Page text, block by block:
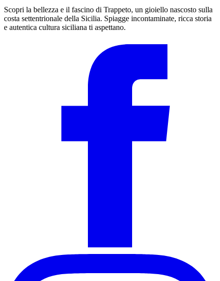
Scopri la bellezza e il fascino di Trappeto, un gioiello nascosto sulla
costa settentrionale della Sicilia. Spiagge incontaminate, ricca storia
e autentica cultura siciliana ti aspettano.